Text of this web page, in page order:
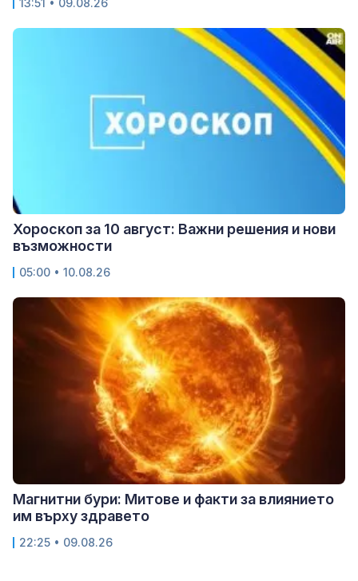
13:51 • 09.08.26
Хороскоп за 10 август: Важни решения и нови
възможности
05:00 • 10.08.26
Магнитни бури: Митове и факти за влиянието
им върху здравето
22:25 • 09.08.26